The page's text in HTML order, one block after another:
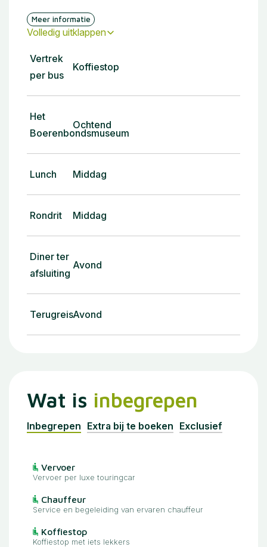
Meer informatie
Volledig uitklappen
Vertrek
per bus
Koffiestop
Het
Boerenbondsmuseum
Ochtend
Lunch Middag
Rondrit Middag
Diner ter
afsluiting
Avond
TerugreisAvond
Wat is inbegrepen
Inbegrepen Extra bij te boeken Exclusief
Vervoer
Vervoer per luxe touringcar
Chauffeur
Service en begeleiding van ervaren chauffeur
Koffiestop
Koffiestop met iets lekkers